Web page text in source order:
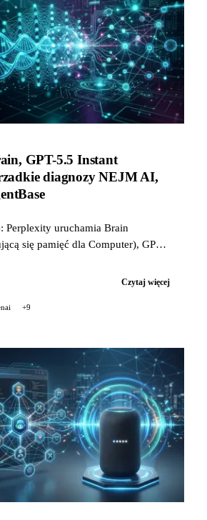
GPT-5.5 Instant
diagnozy NEJM AI,
Perplexity uruchamia Brain
się pamięć dla Computer), GPT-
o3 pomaga w 18
w preview.
Czytaj więcej
+9